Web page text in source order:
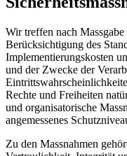
Wir treffen nach
Berücksichtigung des
Implementierungskosten
und der Zwecke der
Rechte und Freiheiten
und organisatorische
angemessenes
Zu den Massnahmen